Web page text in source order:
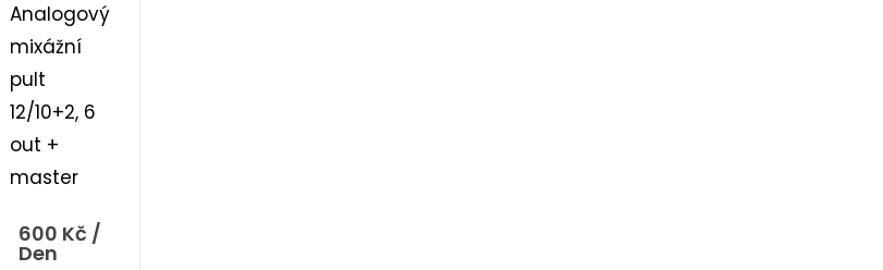
Analogový
mixážní
pult
12/10+2, 6
out +
master
600 Kč /
Den